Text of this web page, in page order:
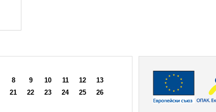
8 9 10 11 12
13
21 22 23 24 25
26